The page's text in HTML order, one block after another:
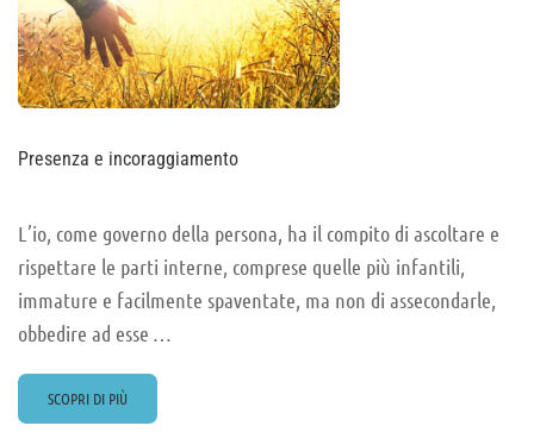
Presenza e incoraggiamento
L’io, come governo della persona, ha il compito di ascoltare e
rispettare le parti interne, comprese quelle più infantili,
immature e facilmente spaventate, ma non di assecondarle,
obbedire ad esse …
READ
MORE
SCOPRI DI PIÙ